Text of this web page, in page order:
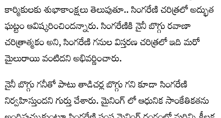
కార్మికులకు శుభాకాంక్షలు తెలుపుతూ.. సింగరేణి చరిత్రలో అద్భుత
ఘట్టం ఆవిష్కరించిందన్నారు. సింగరేణికి నైనీ బొగ్గు రవాణా
చరిత్రాత్మకం అని, సింగరేణి గనుల విస్తరణ చరిత్రలో ఇది మరో
మైలురాయి వంటిదని అభివర్ణించారు.
నైనీ బొగ్గు గనీతో పాటు తాడిచర్ల బొగ్గు గని కూడా సింగరేణి
నిర్వహిస్తుందని గుర్తు చేశారు. మైనింగ్ లో ఆధునిక సాంకేతికతను